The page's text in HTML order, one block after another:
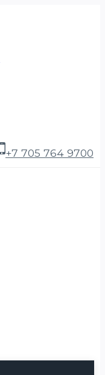
+7 705 764 9700